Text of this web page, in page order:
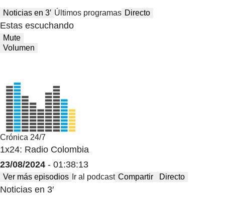
Noticias en 3′ Últimos programas Directo
Estas escuchando
Mute
Volumen
Crónica 24/7
1x24: Radio Colombia
23/08/2024 - 01:38:13
Ver más episodios Ir al podcast Compartir Directo
Noticias en 3′